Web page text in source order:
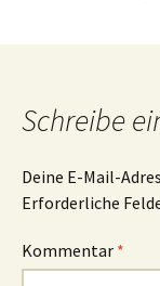
Schreibe
Deine E-Mail-
Erforderliche
Kommentar *